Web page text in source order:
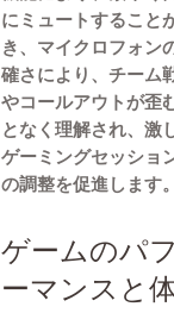
にミュートすること
き、マイクロフォン
確さにより、チーム
やコールアウトが歪
となく理解され、激
ゲーミングセッショ
の調整を促進します。
ゲームのパ
ーマンスと